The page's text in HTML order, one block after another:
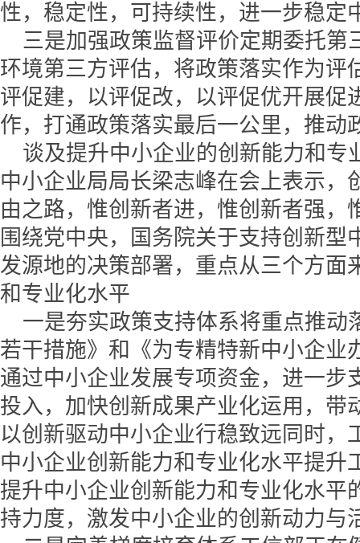
性，稳定性，可持续性，进一步稳定
三是加强政策监督评价定期委托第
环境第三方评估，将政策落实作为评
评促建，以评促改，以评促优开展促
作，打通政策落实最后一公里，推动
谈及提升中小企业的创新能力和专
中小企业局局长梁志峰在会上表示，
由之路，惟创新者进，惟创新者强，
围绕党中央，国务院关于支持创新型
发源地的决策部署，重点从三个方面
和专业化水平
一是夯实政策支持体系将重点推动
若干措施》和《为专精特新中小企业
通过中小企业发展专项资金，进一步
投入，加快创新成果产业化运用，带
以创新驱动中小企业行稳致远同时，
中小企业创新能力和专业化水平提升
提升中小企业创新能力和专业化水平
持力度，激发中小企业的创新动力与